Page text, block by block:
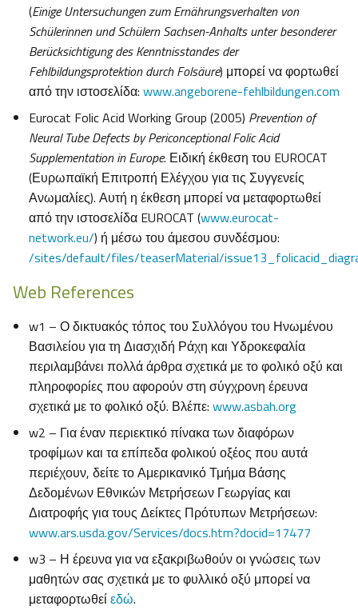
(Einige Untersuchungen zum Ernährungsverhalten von
Schülerinnen und Schülern Sachsen-Anhalts unter besonderer
Berücksichtigung des Kenntnisstandes der
Fehlbildungsprotektion durch Folsäure) μπορεί να φορτωθεί
από την ιστοσελίδα: www.angeborene-fehlbildungen.com
Eurocat Folic Acid Working Group (2005) Prevention of
Neural Tube Defects by Periconceptional Folic Acid
Supplementation in Europe. Ειδική έκθεση του EUROCAT
(Ευρωπαϊκή Επιτροπή Ελέγχου για τις Συγγενείς
Ανωμαλίες). Αυτή η έκθεση μπορεί να μεταφορτωθεί
από την ιστοσελίδα EUROCAT (www.eurocat-
network.eu/) ή μέσω του άμεσου συνδέσμου:
/sites/default/files/teaserMaterial/
Web References
w1 – Ο δικτυακός τόπος του Συλλόγου του Ηνωμένου
Βασιλείου για τη Διασχιδή Ράχη και Υδροκεφαλία
περιλαμβάνει πολλά άρθρα σχετικά με το φολικό οξύ και
πληροφορίες που αφορούν στη σύγχρονη έρευνα
σχετικά με το φολικό οξύ. Βλέπε: www.asbah.org
w2 – Για έναν περιεκτικό πίνακα των διαφόρων
τροφίμων και τα επίπεδα φολικού οξέος που αυτά
περιέχουν, δείτε το Αμερικανικό Τμήμα Βάσης
Δεδομένων Εθνικών Μετρήσεων Γεωργίας και
Διατροφής για τους Δείκτες Πρότυπων Μετρήσεων:
www.ars.usda.gov/Services/docs.htm?docid=17477
w3 – Η έρευνα για να εξακριβωθούν οι γνώσεις των
μαθητών σας σχετικά με το φυλλικό οξύ μπορεί να
μεταφορτωθείεδώ.